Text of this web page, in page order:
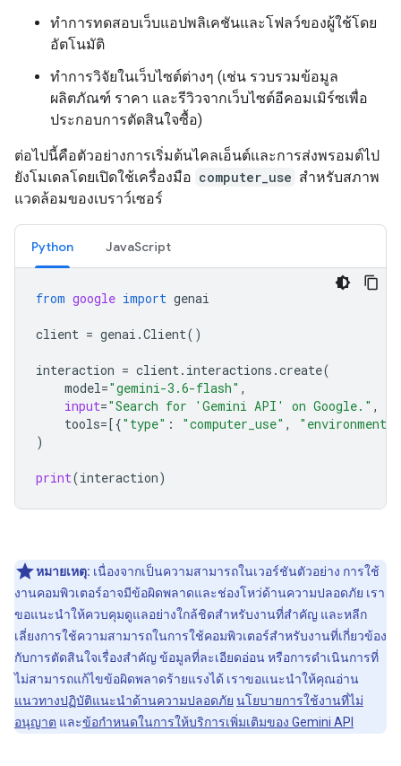
ทำการทดสอบเว็บแอปพลิเคชันและโฟลว์ของผู้ใช้โดย
อัตโนมัติ
ทําการวิจัยในเว็บไซต์ต่างๆ (เช่น รวบรวมข้อมูล
ผลิตภัณฑ์ ราคา และรีวิวจากเว็บไซต์อีคอมเมิร์ซเพื่อ
ประกอบการตัดสินใจซื้อ)
ต่อไปนี้คือตัวอย่างการเริ่มต้นไคลเอ็นต์และการส่งพรอมต์ไป
ยังโมเดลโดยเปิดใช้เครื่องมือ computer_use สำหรับสภาพ
แวดล้อมของเบราว์เซอร์
Python JavaScript
from google import genai
client = genai .Client()
interaction = client. interactions .create(
model="gemini-3.6-flash" ,
input="Search for 'Gemini API' on Google." ,
tools=[{"type" : "computer_use" , "environment"
)
print(interaction)
หมายเหตุ: เนื่องจากเป็นความสามารถในเวอร์ชันตัวอย่าง การใช้
งานคอมพิวเตอร์อาจมีข้อผิดพลาดและช่องโหว่ด้านความปลอดภัย เรา
ขอแนะนำให้ควบคุมดูแลอย่างใกล้ชิดสำหรับงานที่สำคัญ และหลีก
เลี่ยงการใช้ความสามารถในการใช้คอมพิวเตอร์สำหรับงานที่เกี่ยวข้อง
กับการตัดสินใจเรื่องสำคัญ ข้อมูลที่ละเอียดอ่อน หรือการดำเนินการที่
ไม่สามารถแก้ไขข้อผิดพลาดร้ายแรงได้ เราขอแนะนำให้คุณอ่าน
แนวทางปฏิบัติแนะนำด้านความปลอดภัย นโยบายการใช้งานที่ไม่
อนุญาต และข้อกำหนดในการให้บริการเพิ่มเติมของ Gemini API